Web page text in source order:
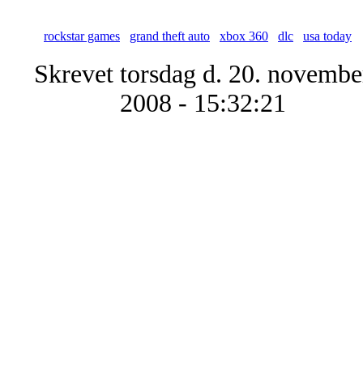
rockstar games grand theft auto xbox 360 dlc usa today
Skrevet torsdag d. 20.
2008 - 15:32:21